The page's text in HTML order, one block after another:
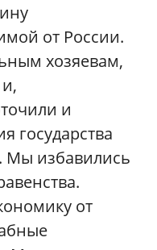
от России.
хозяевам,
и
государства
Мы избавились
от